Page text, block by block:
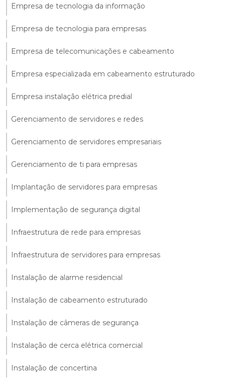
Empresa de tecnologia da informação
Empresa de tecnologia para empresas
Empresa de telecomunicações e cabeamento
Empresa especializada em cabeamento estruturado
Empresa instalação elétrica predial
Gerenciamento de servidores e redes
Gerenciamento de servidores empresariais
Gerenciamento de ti para empresas
Implantação de servidores para empresas
Implementação de segurança digital
Infraestrutura de rede para empresas
Infraestrutura de servidores para empresas
Instalação de alarme residencial
Instalação de cabeamento estruturado
Instalação de câmeras de segurança
Instalação de cerca elétrica comercial
Instalação de concertina